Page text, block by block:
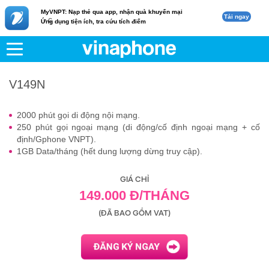
MyVNPT: Nạp thẻ qua app, nhận quà khuyến mại
Ứng dụng tiện ích, tra cứu tích điểm
c Tải ngay
VNPT V149N
V149N
2000 phút gọi di động nội mạng.
250 phút gọi ngoại mạng (di động/cố định ngoại mạng + cố
định/Gphone VNPT).
1GB Data/tháng (hết dung lượng dừng truy cập).
GIÁ CHỈ
149.000 Đ/THÁNG
(ĐÃ BAO GỒM VAT)